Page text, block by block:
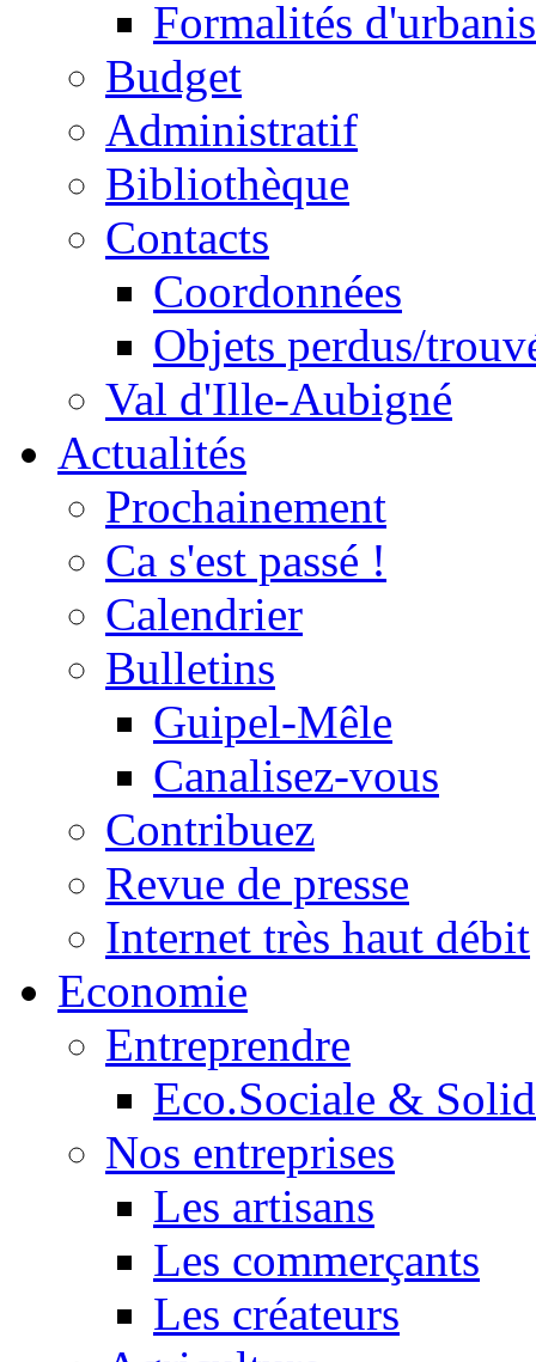
Formalités
Budget
Administratif
Bibliothèque
Contacts
Coordonnées
Objets perdus/
Val d'Ille-Aubigné
Actualités
Prochainement
Ca s'est passé !
Calendrier
Bulletins
Guipel-Mêle
Canalisez-vous
Contribuez
Revue de presse
Internet très haut débit
Economie
Entreprendre
Eco.Sociale &
Nos entreprises
Les artisans
Les commerçants
Les créateurs